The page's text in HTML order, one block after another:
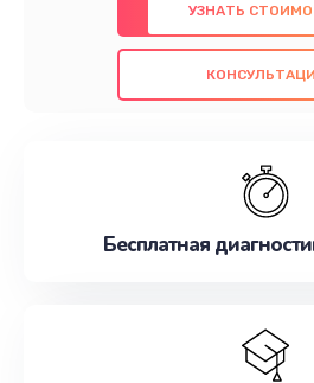
использованием
также гарантируем
проведенных работ. Наша
наилучшим образом. Не
УЗНАТЬ
Бесплатная